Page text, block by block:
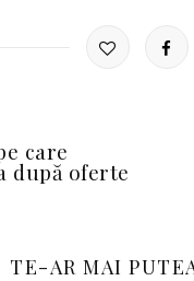
care
după oferte
TE-AR MAI